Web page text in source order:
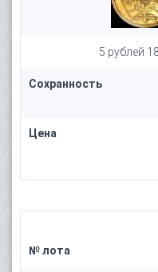
5 рублей
Сохранность
Цена
№ лота